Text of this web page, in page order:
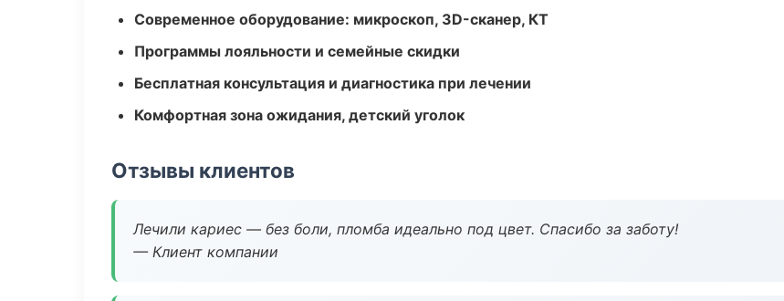
Современное оборудование: микроскоп, 3D-сканер, КТ
Программы лояльности и семейные скидки
Бесплатная консультация и диагностика при лечении
Комфортная зона ожидания, детский уголок
Отзывы клиентов
Лечили кариес — без боли, пломба идеально под цвет. Спасибо за заботу!
— Клиент компании